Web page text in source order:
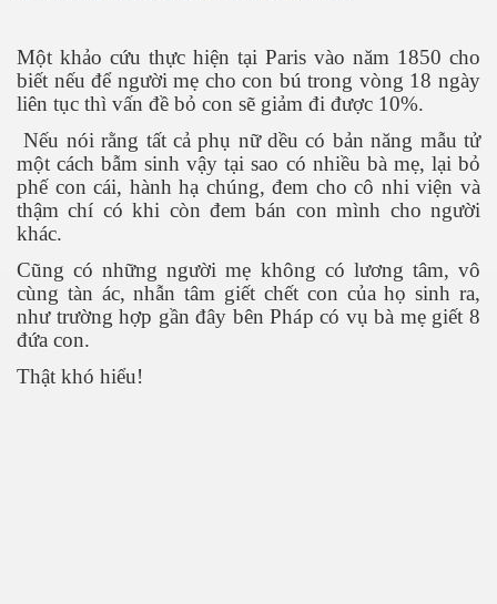
Một khảo cứu thực hiện tại Paris vào năm 1850 cho
biết nếu để người mẹ cho con bú trong vòng 18 ngày
liên tục thì vấn đề bỏ con sẽ giảm đi được 10%.
Nếu nói rằng tất cả phụ nữ dều có bản năng mẫu tử
một cách bẫm sinh vậy tại sao có nhiều bà mẹ, lại bỏ
phế con cái, hành hạ chúng, đem cho cô nhi viện và
thậm chí có khi còn đem bán con mình cho người
khác.
Cũng có những người mẹ không có lương tâm, vô
cùng tàn ác, nhẫn tâm giết chết con của họ sinh ra,
như trường hợp gần đây bên Pháp có vụ bà mẹ giết 8
đứa con.
Thật khó hiểu!
ngọt
ở Hoa Kỳ năm 2015